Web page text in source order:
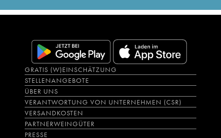
GRATIS (W)EINSCHÄTZUNG
STELLENANGEBOTE
ÜBER UNS
VERANTWORTUNG VON UNTERNEHMEN (CSR)
VERSANDKOSTEN
PARTNERWEINGÜTER
PRESSE